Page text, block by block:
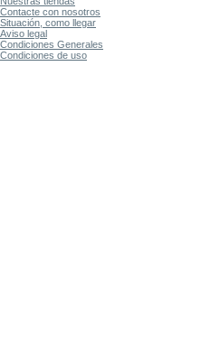
Contacte con nosotros
Situación, como llegar
Aviso legal
Condiciones Generales
Condiciones de uso